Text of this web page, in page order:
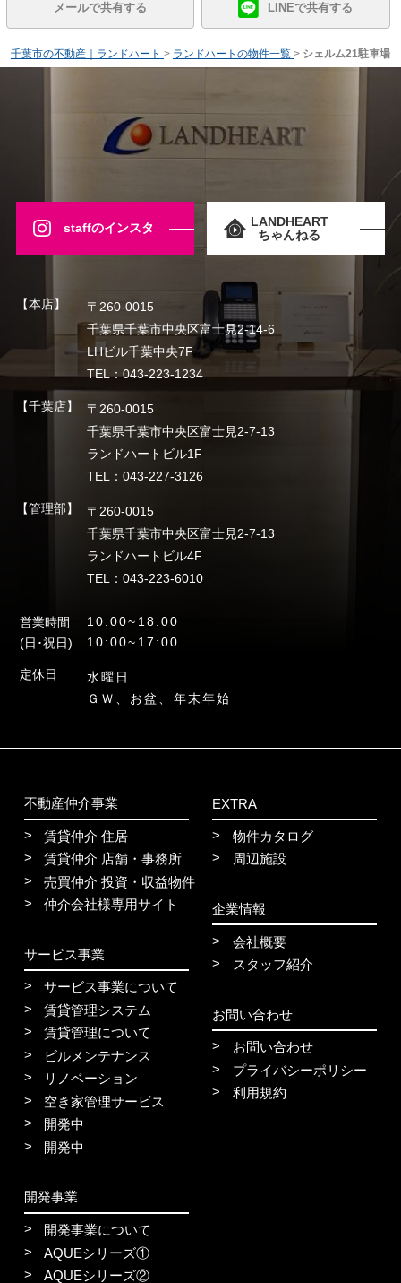
メールで共有する LINEで共有する
千葉市の不動産｜ランドハート > ランドハートの物件一覧 > シェルム21駐車場
staffのインスタ
LANDHEART
ちゃんねる
【本店】
〒260-0015
千葉県千葉市中央区富士見2-14-6
LHビル千葉中央7F
TEL：043-223-1234
【千葉店】
〒260-0015
千葉県千葉市中央区富士見2-7-13
ランドハートビル1F
TEL：043-227-3126
【管理部】
〒260-0015
千葉県千葉市中央区富士見2-7-13
ランドハートビル4F
TEL：043-223-6010
営業時間
10:00~18:00
(日･祝日)
10:00~17:00
定休日
水曜日
ＧＷ、お盆、年末年始
不動産仲介事業
賃貸仲介 住居
賃貸仲介 店舗・事務所
売買仲介 投資・収益物件
仲介会社様専用サイト
サービス事業
サービス事業について
賃貸管理システム
賃貸管理について
ビルメンテナンス
リノベーション
空き家管理サービス
開発中
開発中
開発事業
開発事業について
AQUEシリーズ①
AQUEシリーズ②
EXTRA
物件カタログ
周辺施設
企業情報
会社概要
スタッフ紹介
お問い合わせ
お問い合わせ
プライバシーポリシー
利用規約